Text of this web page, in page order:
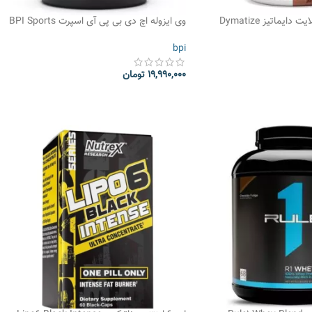
پروتئین وی 100% الایت دایماتیز Dymatize
وی ایزوله اچ دی بی پی آی اسپرت BPI Sports
bpi
19,990,000تومان